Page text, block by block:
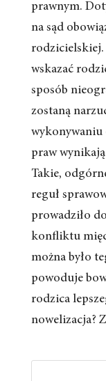
prawnym.
na sąd
rodzicielskiej.
wskazać
sposób
zostaną
wykonywaniu
praw
Takie,
reguł
prowadziło
konfliktu
można było
powoduje
rodzica
nowelizacja?